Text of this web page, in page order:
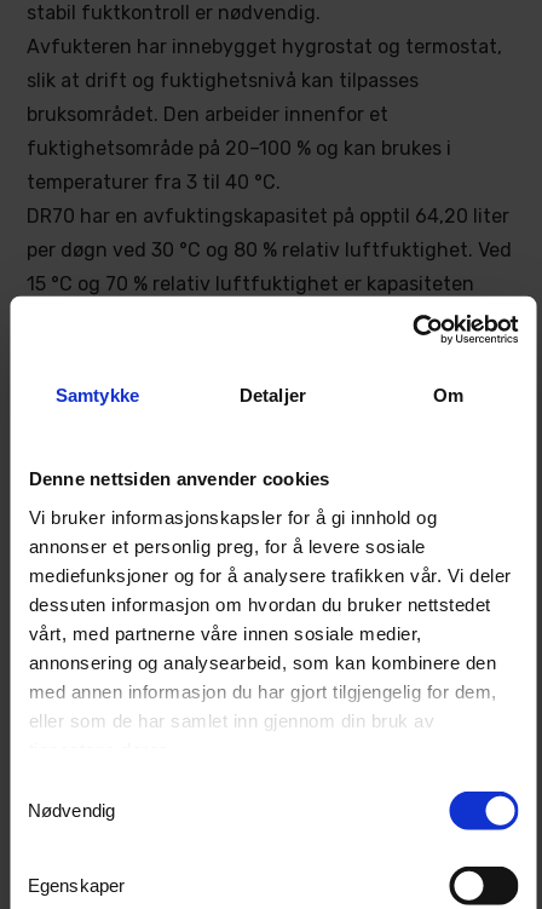
Samtykke Detaljer Om
Denne nettsiden anvender cookies
Vi bruker informasjonskapsler for å gi innhold og
annonser et personlig preg, for å levere sosiale
mediefunksjoner og for å analysere trafikken vår. Vi deler
dessuten informasjon om hvordan du bruker nettstedet
vårt, med partnerne våre innen sosiale medier,
annonsering og analysearbeid, som kan kombinere den
med annen informasjon du har gjort tilgjengelig for dem,
eller som de har samlet inn gjennom din bruk av
Nødvendig
Egenskaper
stabil fuktkontroll er nødvendig.
Avfukteren har innebygget hygrostat og termostat,
slik at drift og fuktighetsnivå kan tilpasses
bruksområdet. Den arbeider innenfor et
fuktighetsområde på 20–100 % og kan brukes i
temperaturer fra 3 til 40 °C.
DR70 har en avfuktingskapasitet på opptil 64,20 liter
per døgn ved 30 °C og 80 % relativ luftfuktighet. Ved
15 °C og 70 % relativ luftfuktighet er kapasiteten
Kondens kan samles i den innebygde vanntanken på
17 liter, eller ledes til eksternt avløp ved behov for
avriming, programmerbar auto-stop og nullstillbar
timeteller.
Teknisk informasjon
Produkttype Avfukter
RF